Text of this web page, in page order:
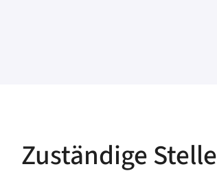
Zuständige Stelle